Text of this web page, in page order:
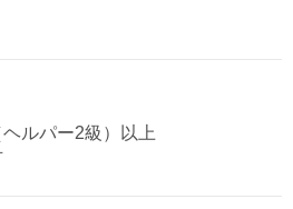
ルパー2級）以上